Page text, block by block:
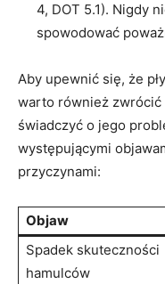
4, DOT 5.1). Nigdy
spowodować
Aby upewnić się, że
warto również zwrócić
świadczyć o jego
występującymi
przyczynami:
Objaw
Spadek skuteczności​
hamulców